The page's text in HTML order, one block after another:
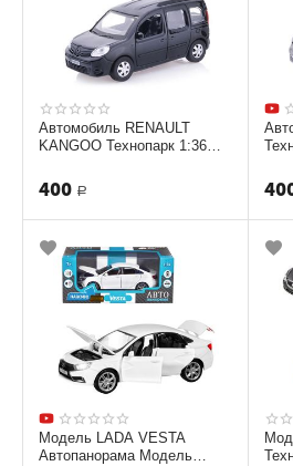
Автомобиль RENAULT
KANGOO Технопарк 1:36
400 Р
Модель LADA VESTA
Автопанорама Модель